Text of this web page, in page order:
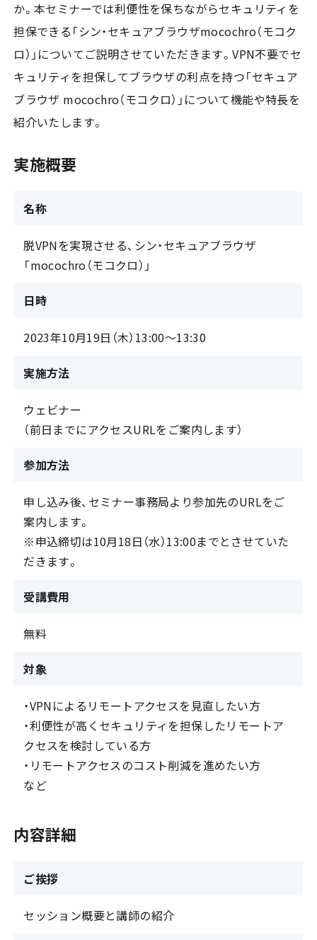
か。本セミナーでは利便性を保ちながらセキュリティを
担保できる「シン・セキュアブラウザmocochro（モコク
ロ）」についてご説明させていただきます。VPN不要でセ
キュリティを担保してブラウザの利点を持つ「セキュア
ブラウザ mocochro（モコクロ）」について機能や特長を
紹介いたします。
実施概要
名称
脱VPNを実現させる、シン・セキュアブラウザ
「mocochro（モコクロ）」
日時
2023年10月19日（木）13:00～13:30
実施方法
ウェビナー
（前日までにアクセスURLをご案内します）
参加方法
申し込み後、セミナー事務局より参加先のURLをご
案内します。
※申込締切は10月18日（水）13:00までとさせていた
だきます。
受講費用
無料
対象
・VPNによるリモートアクセスを見直したい方
・利便性が高くセキュリティを担保したリモートア
クセスを検討している方
・リモートアクセスのコスト削減を進めたい方
など
内容詳細
ご挨拶
セッション概要と講師の紹介